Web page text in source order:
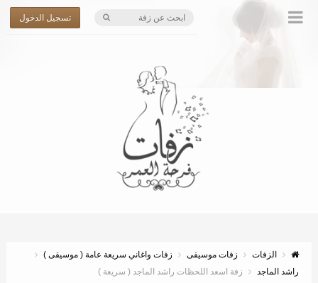
تسجيل الدخول
الزفات زفات موسيقى
زفات واغاني سريعة عامة ( موسيقى )
راشد الماجد
زفة اسعد اللحظات راشد الماجد ( سريعة )